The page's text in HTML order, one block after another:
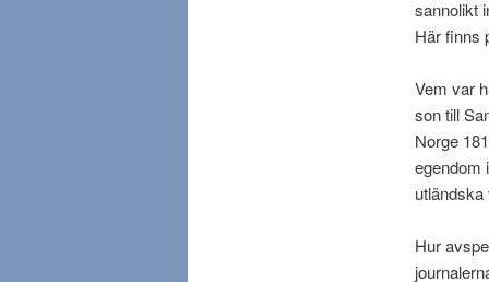
sannolikt
Här finns
Vem var
son till
Norge
egendom
Hur